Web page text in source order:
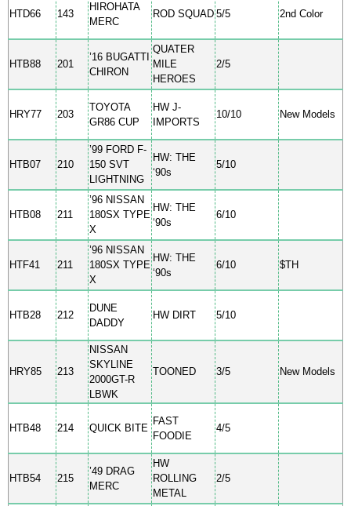
HTD66 143
HIROHATA
MERC
ROD SQUAD 5/5 2nd Color
HTB88 201
’16 BUGATTI
CHIRON
QUATER
MILE
HEROES
2/5
HRY77 203
TOYOTA
GR86 CUP
HW J-
IMPORTS
10/10 New Models
HTB07 210
’99 FORD F-
150 SVT
LIGHTNING
HW: THE
‘90s
5/10
HTB08 211
’96 NISSAN
180SX TYPE
X
HW: THE
‘90s
6/10
HTF41 211
’96 NISSAN
180SX TYPE
X
HW: THE
‘90s
6/10 $TH
HTB28 212
DUNE
DADDY
HW DIRT 5/10
HRY85 213
NISSAN
SKYLINE
2000GT-R
LBWK
TOONED 3/5 New Models
HTB48 214 QUICK BITE
FAST
FOODIE
4/5
HTB54 215
’49 DRAG
MERC
HW
ROLLING
METAL
2/5